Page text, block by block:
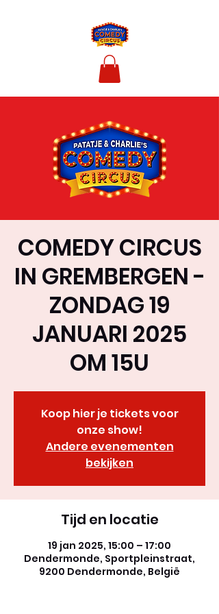
COMEDY CIRCUS
IN GREMBERGEN -
ZONDAG 19
JANUARI 2025
OM 15U
Koop hier je tickets voor
onze show!
Andere evenementen
bekijken
Tijd en locatie
19 jan 2025, 15:00 – 17:00
Dendermonde, Sportpleinstraat,
9200 Dendermonde, België